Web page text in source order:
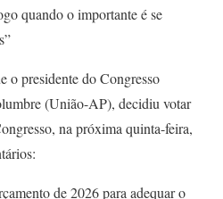
quando o importante é se
o presidente do Congresso
(União-AP), decidiu votar
na próxima quinta-feira,
de 2026 para adequar o